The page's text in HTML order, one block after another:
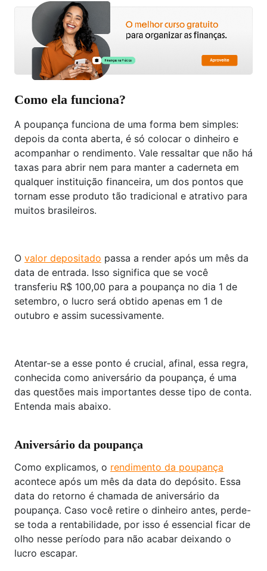
Como ela funciona?
A poupança funciona de uma forma bem simples:
depois da conta aberta, é só colocar o dinheiro e
acompanhar o rendimento. Vale ressaltar que não há
taxas para abrir nem para manter a caderneta em
qualquer instituição financeira, um dos pontos que
tornam esse produto tão tradicional e atrativo para
muitos brasileiros.
O valor depositado passa a render após um mês da
data de entrada. Isso significa que se você
transferiu R$ 100,00 para a poupança no dia 1 de
setembro, o lucro será obtido apenas em 1 de
outubro e assim sucessivamente.
Atentar-se a esse ponto é crucial, afinal, essa regra,
conhecida como aniversário da poupança, é uma
das questões mais importantes desse tipo de conta.
Entenda mais abaixo.
Aniversário da poupança
Como explicamos, o rendimento da poupança
acontece após um mês da data do depósito. Essa
data do retorno é chamada de aniversário da
poupança. Caso você retire o dinheiro antes, perde-
se toda a rentabilidade, por isso é essencial ficar de
olho nesse período para não acabar deixando o
lucro escapar.